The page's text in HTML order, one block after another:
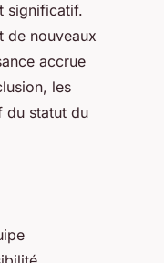
significatif.
de nouveaux
accrue
les
du statut du